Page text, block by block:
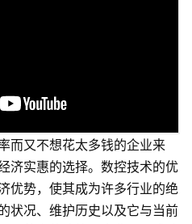
而又不想花太多钱的企业来
济实惠的选择。数控技术的优
优势，使其成为许多行业的绝
状况、维护历史以及它与当前